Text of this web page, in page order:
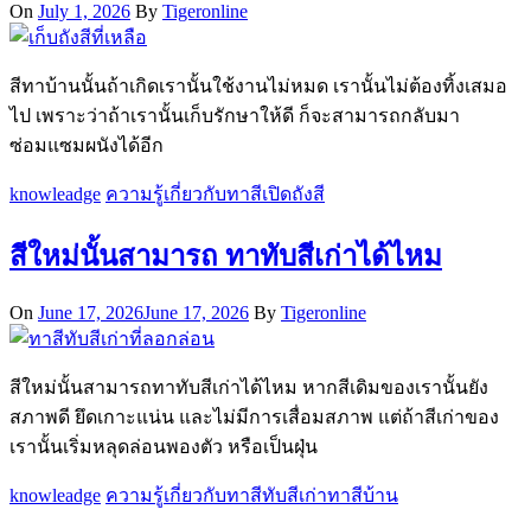
On July 1, 2026 By Tigeronline
สีทาบ้านนั้นถ้าเกิดเรานั้นใช้งานไม่หมด เรานั้นไม่ต้องทิ้งเสมอ
ไป เพราะว่าถ้าเรานั้นเก็บรักษาให้ดี ก็จะสามารถกลับมา
ซ่อมแซมผนังได้อีก
knowleadge ความรู้เกี่ยวกับทาสีเปิดถังสี
สีใหม่นั้นสามารถ ทาทับสีเก่าได้ไหม
On June 17, 2026June 17, 2026 By Tigeronline
สีใหม่นั้นสามารถทาทับสีเก่าได้ไหม หากสีเดิมของเรานั้นยัง
สภาพดี ยึดเกาะแน่น และไม่มีการเสื่อมสภาพ แต่ถ้าสีเก่าของ
เรานั้นเริ่มหลุดล่อนพองตัว หรือเป็นฝุ่น
knowleadge ความรู้เกี่ยวกับทาสีทับสีเก่าทาสีบ้าน